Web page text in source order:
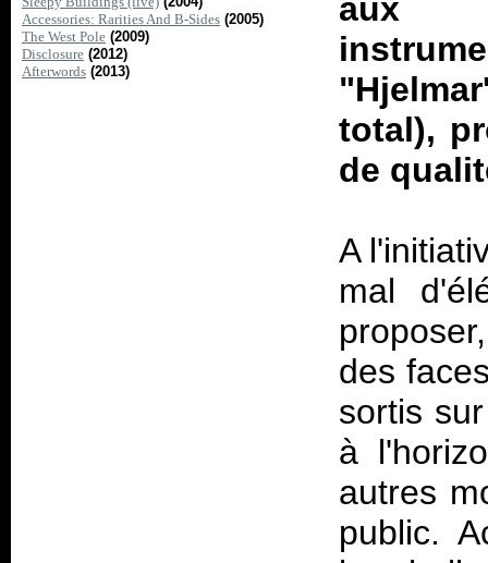
Accessories: Rarities And B-Sides (2005)
The West Pole (2009)
Disclosure (2012)
Afterwords (2013)
aux
total),
de
A
mal
des
sortis
à
autres
public.